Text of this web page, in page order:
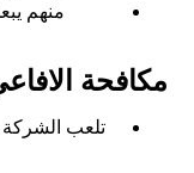
منهم يبعد
مكافحة
تلعب